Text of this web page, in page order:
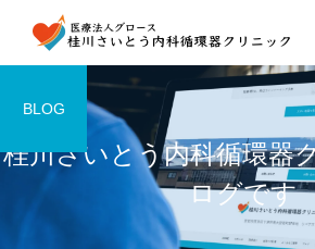
桂川さいとう内科循環器
ログです
BLOG